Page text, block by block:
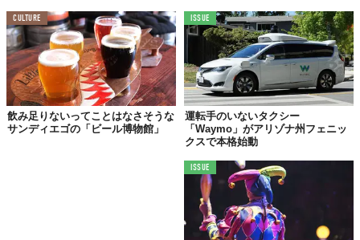
CULTURE
飲み足りないってことはなさそうな
サンディエゴの「ビール博物館」
ISSUE
運転手のいないタクシー
「Waymo」がアリゾナ州フェニッ
クスで本格始動
ISSUE